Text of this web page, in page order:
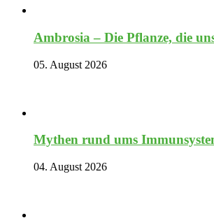
Ambrosia – Die Pflanze, die
05. August 2026
Mythen rund ums
04. August 2026